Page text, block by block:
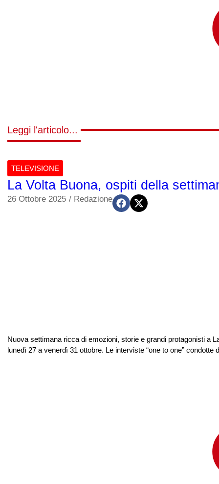
Leggi l'articolo...
TELEVISIONE
La Volta Buona, ospiti della
26 Ottobre 2025 / Redazione
Nuova settimana ricca di emozioni, storie e grandi protagonisti a
lunedì 27 a venerdì 31 ottobre. Le interviste “one to one”